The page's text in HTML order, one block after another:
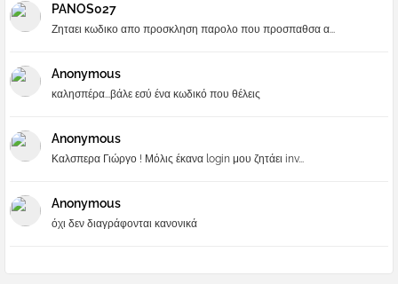
PANOS027
Ζηταει κωδικο απο προσκληση παρολο που προσπαθσα α...
Anonymous
καλησπέρα...βάλε εσύ ένα κωδικό που θέλεις
Anonymous
Καλσπερα Γιώργο ! Μόλις έκανα login μου ζητάει inv...
Anonymous
όχι δεν διαγράφονται κανονικά